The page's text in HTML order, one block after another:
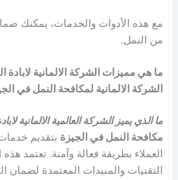
مع هذه الأدوات والخدمات، يمكنك
من النمل.
ما هي مميزات الشركة الالمانية لابادة
الشركة الالمانية لمكافحة النمل في
ما الذي يميز الشركة العالمية الالمانية
مكافحة النمل في الجيزة بتقديم
العملاء بطريقة فعالة وآمنة. تعتمد
التقنيات والمبيدات المعتمدة لضمان